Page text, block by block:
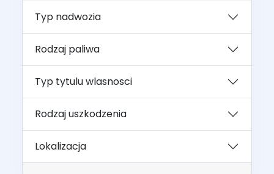
Typ nadwozia
Rodzaj paliwa
Typ tytulu wlasnosci
Rodzaj uszkodzenia
Lokalizacja